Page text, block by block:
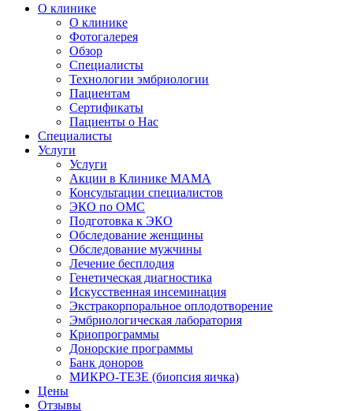
О клинике
О клинике
Фотогалерея
Обзор
Специалисты
Технологии эмбриологии
Пациентам
Сертификаты
Пациенты о Нас
Специалисты
Услуги
Услуги
Акции в Клинике МАМА
Консультации специалистов
ЭКО по ОМС
Подготовка к ЭКО
Обследование женщины
Обследование мужчины
Лечение бесплодия
Генетическая диагностика
Искусственная инсеминация
Экстракорпоральное оплодотворение
Эмбриологическая лаборатория
Криопрограммы
Донорские программы
Банк доноров
МИКРО-ТЕЗЕ (биопсия яичка)
Цены
Отзывы